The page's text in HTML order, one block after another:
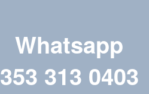
Whatsapp
353 313 0403